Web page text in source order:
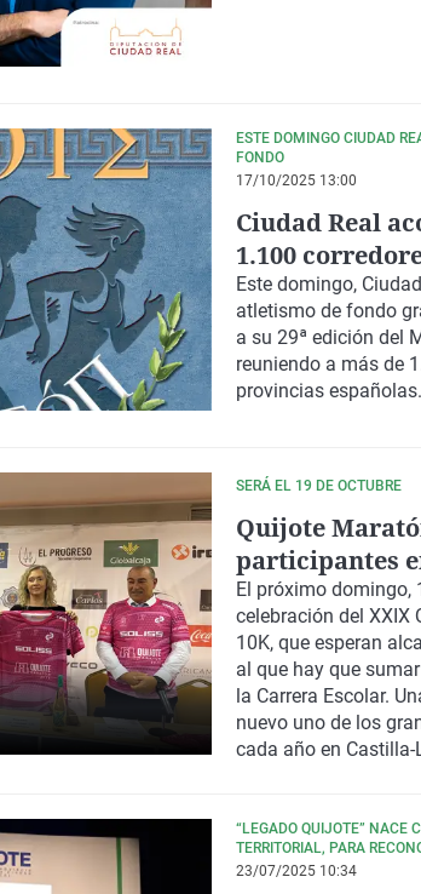
ESTE DOMINGO CIUDAD
FONDO
17/10/2025 13:00
Ciudad Real
1.100
Este domingo,
atletismo de fondo
a su 29ª edición del
reuniendo a más de
provincias españolas.
SERÁ EL 19 DE OCTUBRE
Quijote
participantes
El próximo domingo,
celebración del XXIX
10K, que esperan
al que hay que
la Carrera Escolar.
nuevo uno de los
cada año en
“LEGADO QUIJOTE” NACE
TERRITORIAL, PARA
23/07/2025 10:34